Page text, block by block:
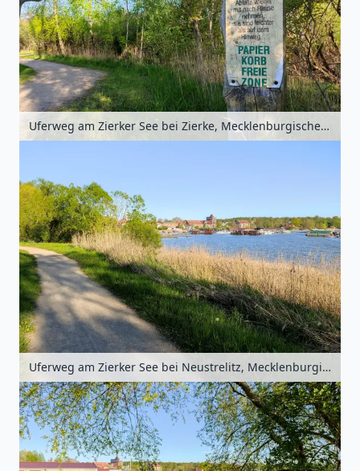
Uferweg am Zierker See bei Zierke, Mecklenburgische Seenplatte, Mecklenburg-Vorpommern, Deutschland
Uferweg am Zierker See bei Neustrelitz, Mecklenburgische Seenplatte, Mecklenburg-Vorpommern, Deutschland